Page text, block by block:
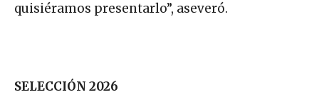
quisiéramos presentarlo”, aseveró.
SELECCIÓN 2026